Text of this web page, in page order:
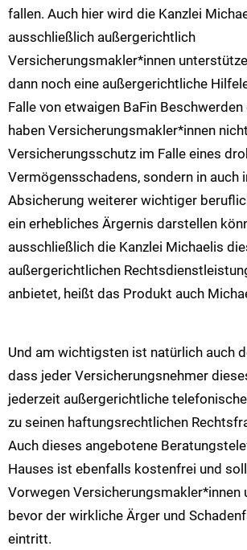
fallen. Auch hier wird die Kanzlei
ausschließlich außergerichtlich
Versicherungsmakler*innen
dann noch eine außergerichtliche
Falle von etwaigen BaFin
haben Versicherungsmakler*innen
Versicherungsschutz im Falle eines
Vermögensschadens, sondern in auch
Absicherung weiterer wichtiger
ein erhebliches Ärgernis darstellen
ausschließlich die Kanzlei Michaelis
außergerichtlichen
anbietet, heißt das Produkt auch
Und am wichtigsten ist natürlich auch
dass jeder Versicherungsnehmer
jederzeit außergerichtliche
zu seinen haftungsrechtlichen
Auch dieses angebotene
Hauses ist ebenfalls kostenfrei und
Vorwegen Versicherungsmakler*innen
bevor der wirkliche Ärger und
eintritt.